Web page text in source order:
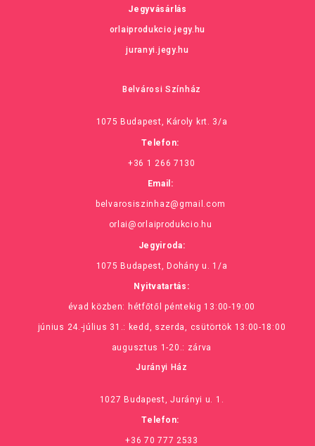
Jegyvásárlás
orlaiprodukcio.jegy.hu
juranyi.jegy.hu
Belvárosi Színház
1075 Budapest, Károly krt. 3/a
Telefon:
+36 1 266 7130
Email:
belvarosiszinhaz@gmail.com
orlai@orlaiprodukcio.hu
Jegyiroda:
1075 Budapest, Dohány u. 1/a
Nyitvatartás:
évad közben: hétfőtől péntekig 13:00-19:00
június 24.-július 31.: kedd, szerda, csütörtök 13:00-18:00
augusztus 1-20.: zárva
Jurányi Ház
1027 Budapest, Jurányi u. 1.
Telefon:
+36 70 777 2533